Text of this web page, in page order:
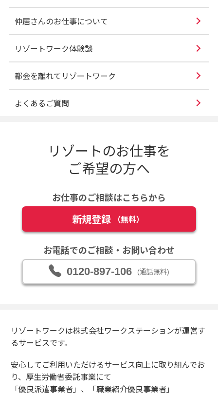
仲居さんのお仕事について
リゾートワーク体験談
都会を離れてリゾートワーク
よくあるご質問
リゾートのお仕事を
ご希望の方へ
お仕事のご相談はこちらから
新規登録 （無料）
お電話でのご相談・お問い合わせ
0120-897-106 (通話無料)
リゾートワークは株式会社ワークステーションが運営す
るサービスです。
安心してご利用いただけるサービス向上に取り組んでお
り、厚生労働省委託事業にて
「優良派遣事業者」、「職業紹介優良事業者」